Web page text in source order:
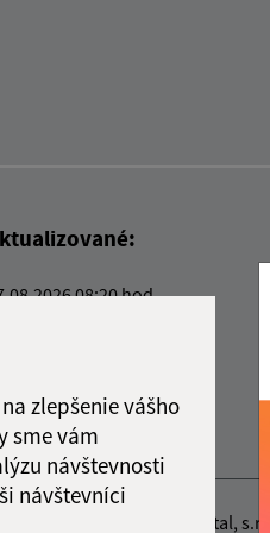
zlepšenie vášho
sme vám
návštevnosti
návštevníci
08:20 hod.
spoločnosť webex.digital, s.r.o.